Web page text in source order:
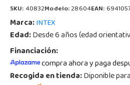
SKU:40832Modelo:28604EAN:
Marca:INTEX
Edad:Desde 6 años (edad
Financiación:
compra ahora y paga
Recogida en tienda:Diponible